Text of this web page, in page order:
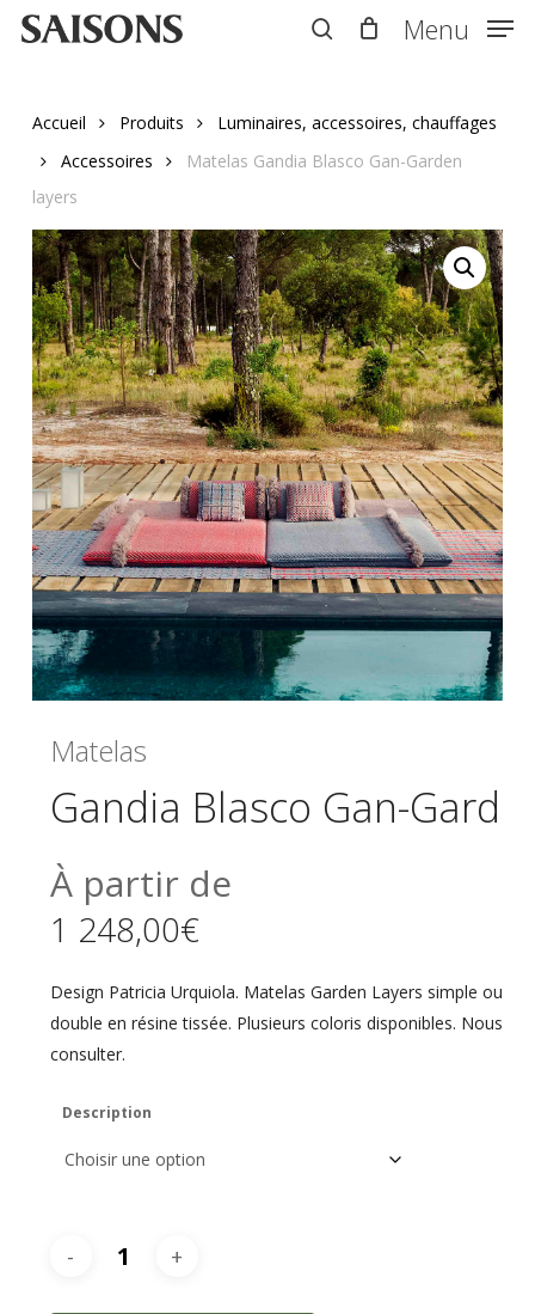
Skip
Menu
Accueil Produits
Luminaires, accessoires, chauffages
Accessoires
Matelas Gandia Blasco Gan-Garden
layers
Matelas
Gandia Blasco Gan-
À partir de
1 248,00€
Design Patricia Urquiola. Matelas Garden Layers simple ou
double en résine tissée. Plusieurs coloris disponibles. Nous
consulter.
Description